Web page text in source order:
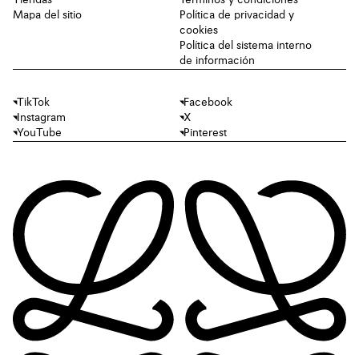
Mapa del sitio
Política de privacidad y
cookies
Política del sistema interno
de información
TikTok
Facebook
Instagram
X
YouTube
Pinterest